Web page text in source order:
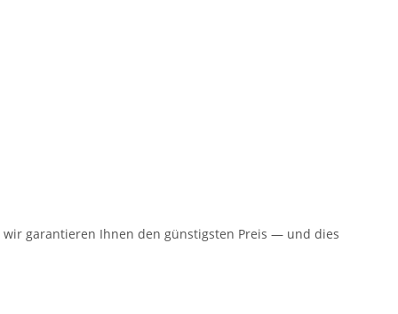
garantieren Ihnen den günstigsten Preis — und dies